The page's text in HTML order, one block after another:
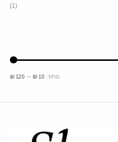
(1)
מחיר: 10 ₪
—
120 ₪